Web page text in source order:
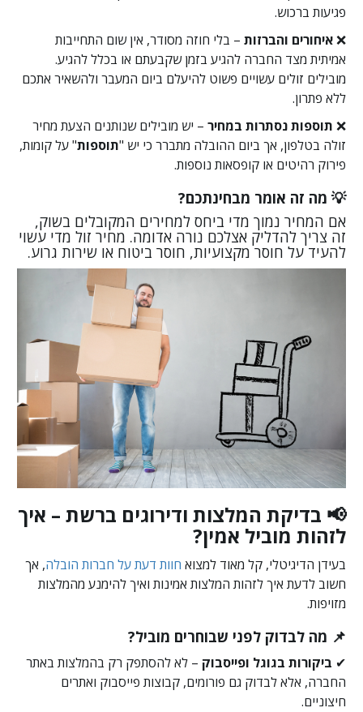
פגיעות ברכוש.
❌איחורים והברזות – בלי חוזה מסודר, אין שום התחייבות
אמיתית מצד החברה להגיע בזמן שקבעתם או בכלל להגיע.
מובילים זולים עשויים פשוט להיעלם ביום המעבר ולהשאיר אתכם
ללא פתרון.
❌ תוספות נסתרות במחיר – יש מובילים שנותנים הצעת מחיר
זולה בטלפון, אך ביום ההובלה מתברר כי יש "תוספות" על קומות,
פירוק רהיטים או קופסאות נוספות.
💡 מה זה אומר מבחינתכם?
אם המחיר נמוך מדי ביחס למחירים המקובלים בשוק,
זה צריך להדליק אצלכם נורה אדומה. מחיר זול מדי עשוי
להעיד על חוסר מקצועיות, חוסר ביטוח או שירות גרוע.
📢 בדיקת המלצות ודירוגים ברשת – איך
לזהות מוביל אמין?
בעידן הדיגיטלי, קל מאוד למצוא חוות דעת על חברות הובלה, אך
חשוב לדעת איך לזהות המלצות אמינות ואיך להימנע מהמלצות
מזויפות.
📌 מה לבדוק לפני שבוחרים מוביל?
✔ ביקורות בגוגל ופייסבוק – לא להסתפק רק בהמלצות באתר
החברה, אלא לבדוק גם פורומים, קבוצות פייסבוק ואתרים
חיצוניים.